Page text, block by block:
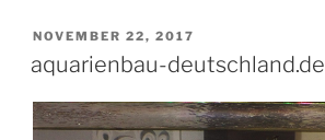
VERÖFFENTLICHT
NOVEMBER 22, 2017
aquarienbau-deutschland.de